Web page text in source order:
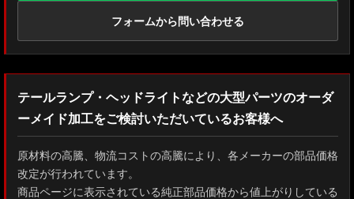
フォームから問い合わせる
テールランプ・ヘッドライトなどの大型パーツのオーダ
ーメイド加工をご検討いただいているお客様へ
原材料の高騰、物流コストの高騰により、各メーカーの部品価格
改定が行われています。
商品ページに表示されている純正部品価格から値上がりしている